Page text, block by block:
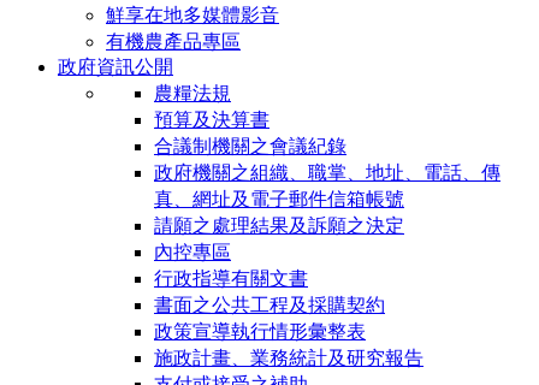
鮮享在地多媒體影音
有機農產品專區
政府資訊公開
農糧法規
預算及決算書
合議制機關之會議紀錄
政府機關之組織、職掌、地址、電話、傳
真、網址及電子郵件信箱帳號
請願之處理結果及訴願之決定
內控專區
行政指導有關文書
書面之公共工程及採購契約
政策宣導執行情形彙整表
施政計畫、業務統計及研究報告